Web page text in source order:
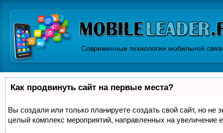
Современные технологии мобильной
Как продвинуть сайт на первые места?
Вы создали или только планируете создать свой сайт, но не
целый комплекс мероприятий, направленных на увеличение